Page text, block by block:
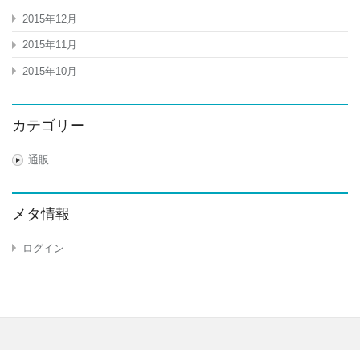
2015年12月
2015年11月
2015年10月
カテゴリー
通販
メタ情報
ログイン